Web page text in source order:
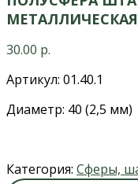
МЕТАЛЛИЧЕСКАЯ
30.00 р.
Артикул: 01.40.1
Диаметр: 40 (2,5 мм)
Категория: Сферы,